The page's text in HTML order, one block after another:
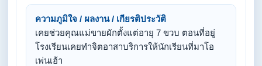
ความภูมิใจ / ผลงาน / เกียรติประวัติ
เคยช่วยคุณแม่ขายผักตั้งแต่อายุ 7 ขวบ ตอนที่อยู่
โรงเรียนเคยทำจิตอาสาบริการให้นักเรียนที่มาโอ
เพ่นเฮ้า